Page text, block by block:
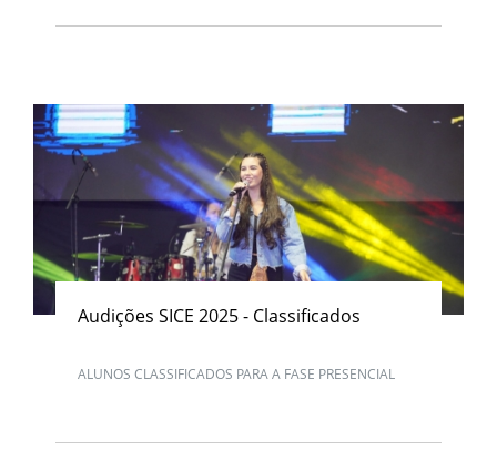
Audições SICE 2025 - Classificados
ALUNOS CLASSIFICADOS PARA A FASE PRESENCIAL